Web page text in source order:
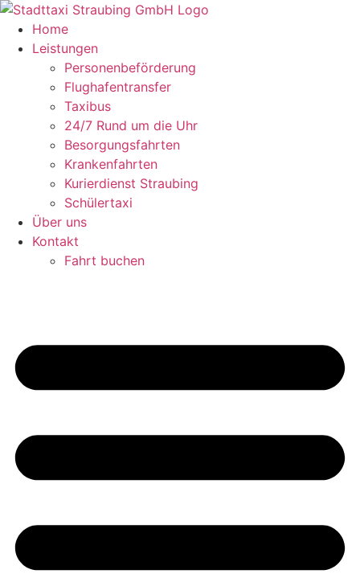
Zum
Inhalt
springen
Home
Leistungen
Personenbeförderung
Flughafentransfer
Taxibus
24/7 Rund um die Uhr
Besorgungsfahrten
Krankenfahrten
Kurierdienst Straubing
Schülertaxi
Über uns
Kontakt
Fahrt buchen